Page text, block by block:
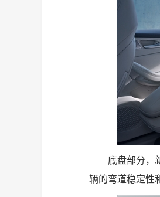
底盘部分，
辆的弯道稳定性